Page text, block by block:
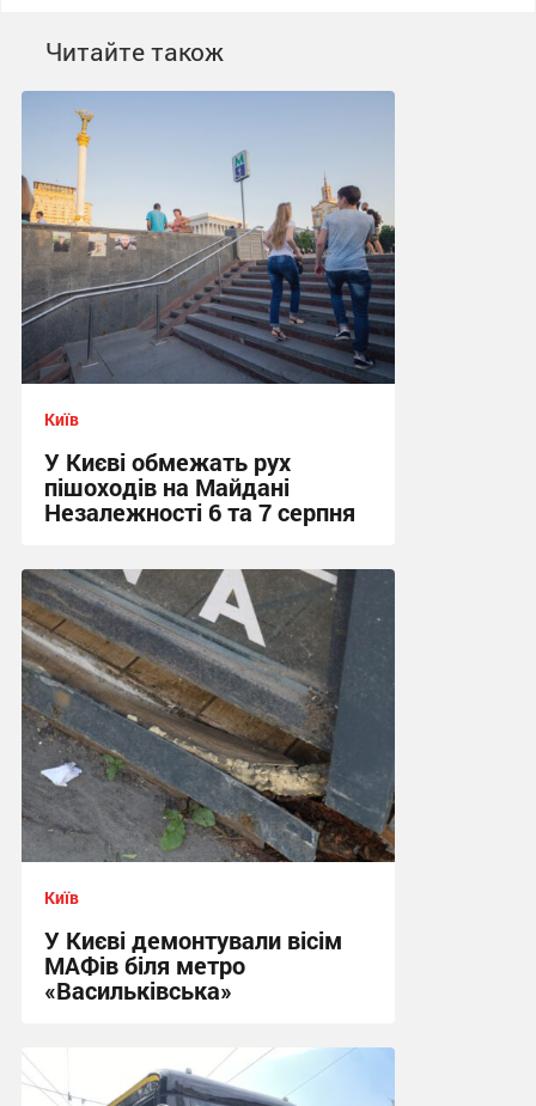
Читайте також
Київ
У Києві обмежать рух
пішоходів на Майдані
Незалежності 6 та 7 серпня
09:05 сьогодні
Київ
У Києві демонтували вісім
МАФів біля метро
«Васильківська»
19:36 вчора